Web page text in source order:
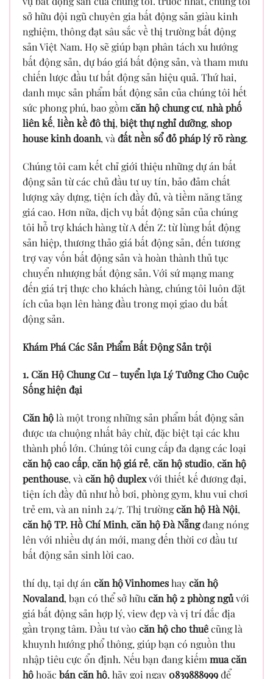
sở hữu đội ngũ chuyên gia bất động sản giàu kinh
nghiệm, thông đạt sâu sắc về thị trường bất động
sản Việt Nam. Họ sẽ giúp bạn phân tách xu hướng
bất động sản, dự báo giá bất động sản, và tham mưu
chiến lược đầu tư bất động sản hiệu quả. Thứ hai,
danh mục sản phẩm bất động sản của chúng tôi hết
sức phong phú, bao gồm căn hộ chung cư, nhà phố
liên kế, liền kề đô thị, biệt thự nghỉ dưỡng, shop
house kinh doanh, và đất nền sổ đỏ pháp lý rõ ràng.
Chúng tôi cam kết chỉ giới thiệu những dự án bất
động sản từ các chủ đầu tư uy tín, bảo đảm chất
lượng xây dựng, tiện ích đầy đủ, và tiềm năng tăng
giá cao. Hơn nữa, dịch vụ bất động sản của chúng
tôi hỗ trợ khách hàng từ A đến Z: từ lùng bất động
sản hiệp, thương thảo giá bất động sản, đến tương
trợ vay vốn bất động sản và hoàn thành thủ tục
chuyển nhượng bất động sản. Với sứ mạng mang
đến giá trị thực cho khách hàng, chúng tôi luôn đặt
ích của bạn lên hàng đầu trong mọi giao du bất
động sản.
Khám Phá Các Sản Phẩm Bất Động Sản trội
1. Căn Hộ Chung Cư – tuyển lựa Lý Tưởng Cho Cuộc
Sống hiện đại
Căn hộlà một trong những sản phẩm bất động sản
được ưa chuộng nhất bây chừ, đặc biệt tại các khu
thành phố lớn. Chúng tôi cung cấp đa dạng các loại
căn hộ cao cấp, căn hộ giá rẻ, căn hộ studio, căn hộ
penthouse, và căn hộ duplexvới thiết kế đương đại,
tiện ích đầy đủ như hồ bơi, phòng gym, khu vui chơi
trẻ em, và an ninh 24/7. Thị trườngcăn hộ Hà Nội,
căn hộ TP. Hồ Chí Minh, căn hộ Đà Nẵngđang nóng
lên với nhiều dự án mới, mang đến thời cơ đầu tư
bất động sản sinh lời cao.
thí dụ, tại dự án căn hộ Vinhomeshaycăn hộ
Novaland, bạn có thể sở hữu căn hộ 2 phòng ngủvới
giá bất động sản hợp lý, view đẹp và vị trí đắc địa
gần trọng tâm. Đầu tư vào căn hộ cho thuêcũng là
khuynh hướng phổ thông, giúp bạn có nguồn thu
nhập tiêu cực ổn định. Nếu bạn đang kiếm mua căn
hộhoặc bán căn hộ, hãy gọi ngay0839888999để